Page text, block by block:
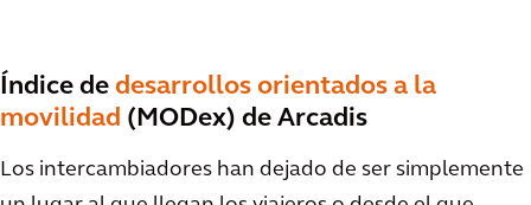
Índice de desarrollos orientados a la
movilidad (MODex) de Arcadis
Los intercambiadores han dejado de ser simplemente